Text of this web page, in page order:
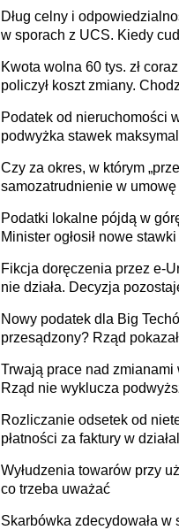
Dług celny i
w sporach z UCS. Kiedy
Kwota wolna 60 tys. zł
policzył koszt zmiany.
Podatek od nieruchomości
podwyżka stawek
budynków i lokali
prowadzeniem działalności
Czy za okres, w którym
samozatrudnienie w
umowy cywilnoprawnej
racjonalnym wyjściem
Podatki lokalne pójdą w
Minister ogłosił nowe stawki
Fikcja doręczenia przez e-
nie działa. Decyzja
Nowy podatek dla Big
przesądzony? Rząd
Trwają prace nad zmianami
Rząd nie wyklucza
Rozliczanie odsetek od
płatności za faktury w
Wyłudzenia towarów przy
co trzeba uważać
Skarbówka zdecydowała w